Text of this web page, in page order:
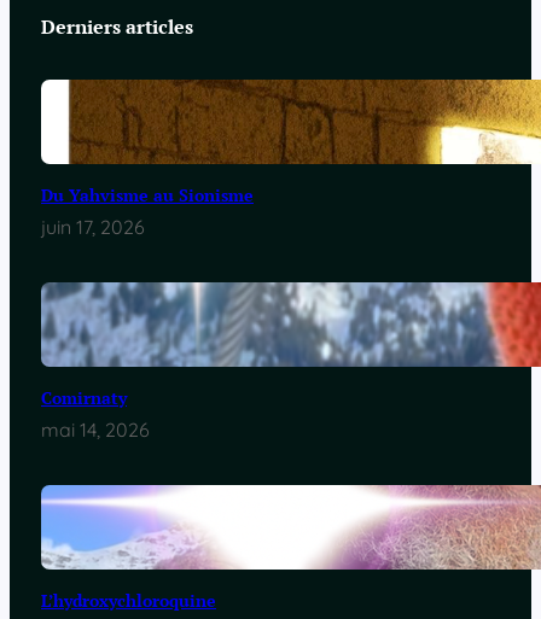
Derniers articles
Du Yahvisme au Sionisme
juin 17, 2026
Comirnaty
mai 14, 2026
L’hydroxychloroquine